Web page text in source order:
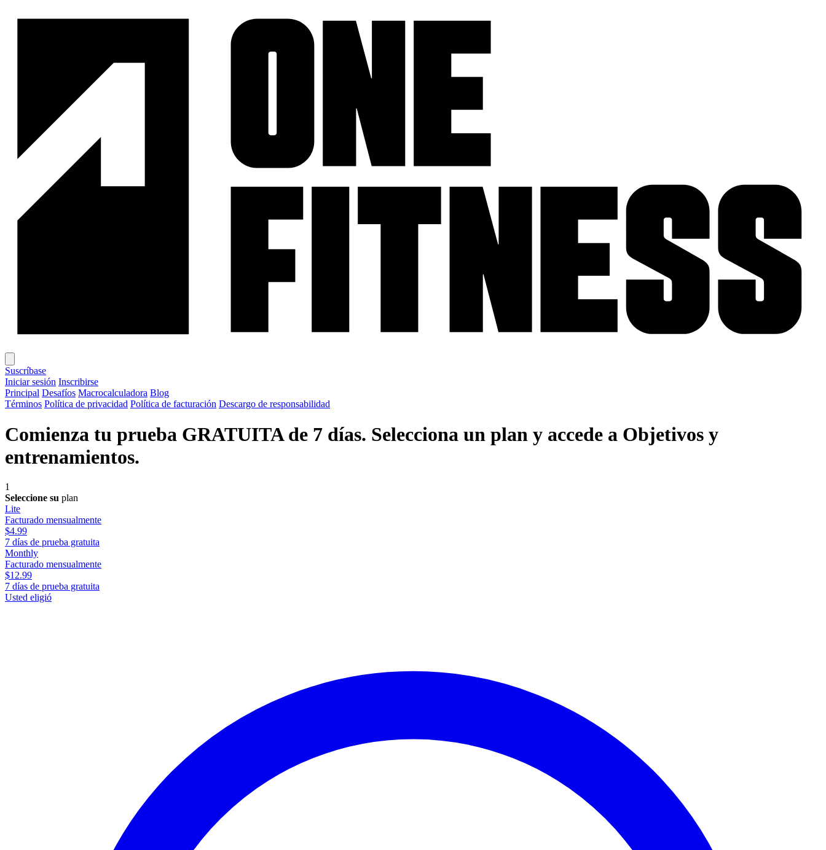
Suscríbase
Iniciar sesión Inscribirse
Principal Desafíos Macrocalculadora Blog
Términos Política de privacidad Política de facturación Descargo de responsabilidad
Comienza tu prueba GRATUITA de 7 días. Selecciona un plan y accede a Objetivos y
entrenamientos.
1
Seleccione su plan
Lite
Facturado mensualmente
$4.99
7 días de prueba gratuita
Monthly
Facturado mensualmente
$12.99
7 días de prueba gratuita
Usted eligió